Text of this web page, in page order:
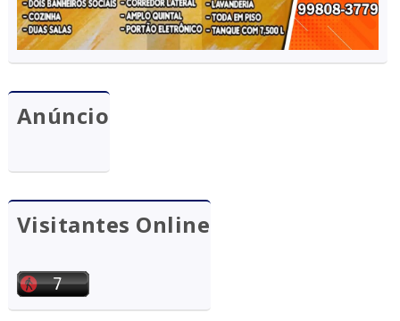
Anúncio
Visitantes Online